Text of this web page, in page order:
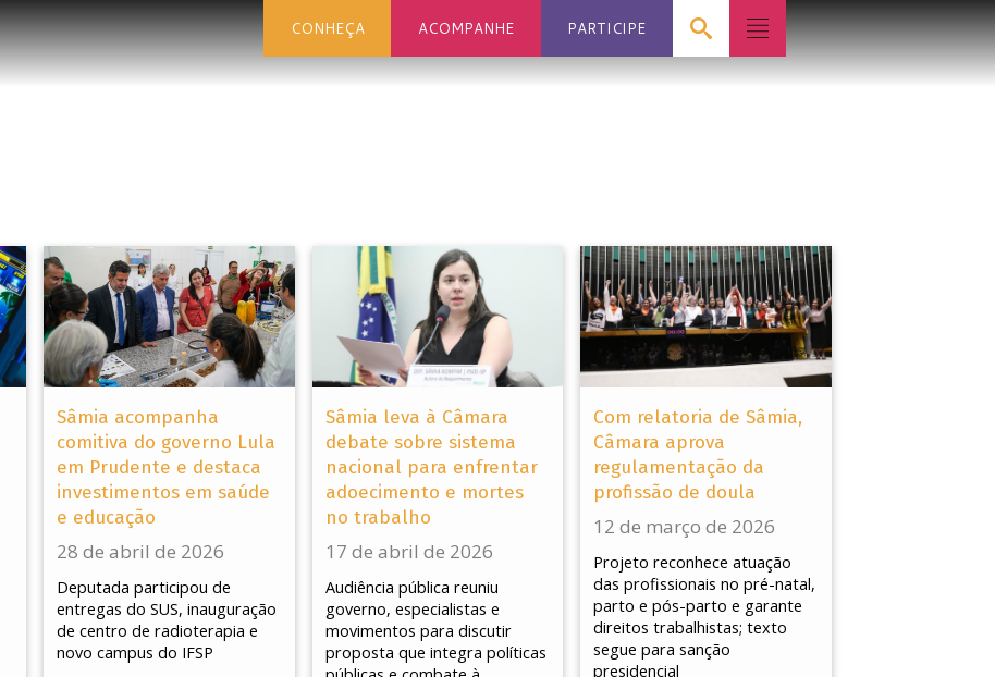
CONHEÇA ACOMPANHE PARTICIPE
Sâmia acompanha
comitiva do governo Lula
em Prudente e destaca
investimentos em saúde
e educação
28 de abril de 2026
Deputada participou de
entregas do SUS, inauguração
de centro de radioterapia e
novo campus do IFSP
Sâmia leva à Câmara
debate sobre sistema
nacional para enfrentar
adoecimento e mortes
no trabalho
17 de abril de 2026
Audiência pública reuniu
governo, especialistas e
movimentos para discutir
proposta que integra políticas
Com relatoria de Sâmia,
Câmara aprova
regulamentação da
profissão de doula
12 de março de 2026
Projeto reconhece atuação
das profissionais no pré-natal,
parto e pós-parto e garante
direitos trabalhistas; texto
segue para sanção
presidencial